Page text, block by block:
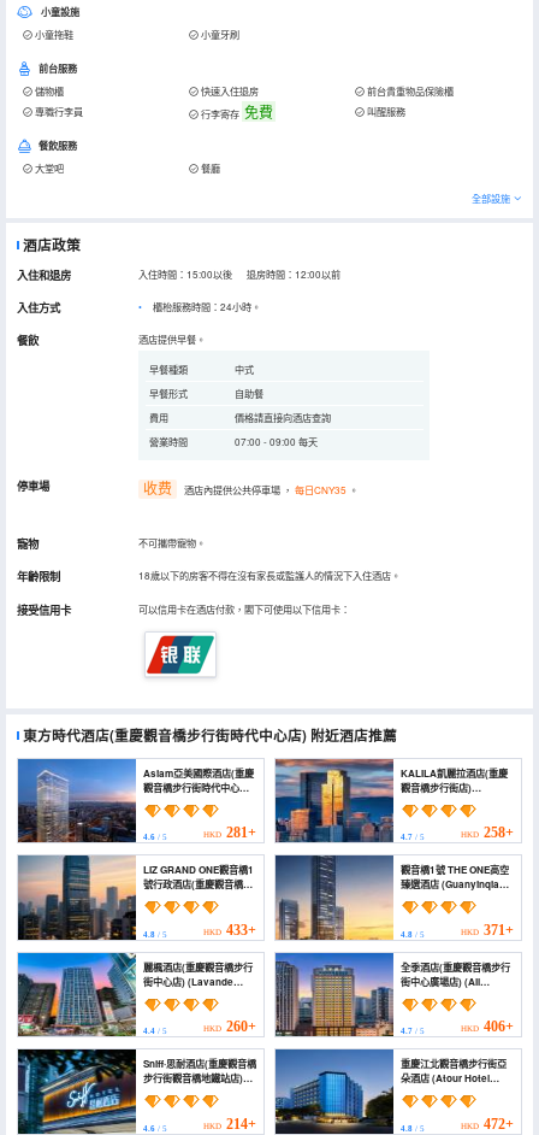
小童設施
小童拖鞋 小童牙刷
前台服務
儲物櫃 快速入住退房
前台貴重物品保險櫃
專職行李員
行李寄存 免費 叫醒服務
餐飲服務
大堂吧 餐廳
全部設施
酒店政策
入住和退房 入住時間：15:00以後 退房時間：12:00以前
入住方式 櫃枱服務時間：24小時。
餐飲 酒店提供早餐。
早餐種類
中式
早餐形式
自助餐
費用
價格請直接向酒店查詢
營業時間
07:00 - 09:00 每天
停車場 收费 酒店內提供公共停車場 ， 每日CNY35 。
寵物 不可攜帶寵物。
年齡限制 18歲以下的房客不得在沒有家長或監護人的情況下入住酒店。
接受信用卡 可以信用卡在酒店付款，閣下可使用以下信用卡：
東方時代酒店(重慶觀音橋步行街時代中心店) 附近酒店推薦
Asiam亞美國際酒店(重慶
觀音橋步行街時代中心店)
(Chongqing Asiam
International Hotel
(Guanyinqiao
Pedestrian Street,
Times Center, Metro
Station ))
4.6 / 5 HKD 281+
KALILA凱麗拉酒店(重慶
觀音橋步行街店)
(Chongqing KALILA
Hotel (Guanyinqiao
Pedestrian Street,
Times Center, Metro
Station Branch))
4.7/ 5 HKD 258+
LIZ GRAND ONE觀音橋1
號行政酒店(重慶觀音橋步
行街店) (LIZ GRAND
ONE Guanyinqiao No.1
Executive Hotel
(Chongqing
Guanyinqiao
Pedestrian Street))
4.8 / 5 HKD 433+
觀音橋1號 THE ONE高空
臻選酒店 (Guanyinqiao
No.1 THE ONE Premium
Selected Hotel)
4.8/ 5 HKD 371+
麗楓酒店(重慶觀音橋步行
街中心店) (Lavande
Hotel (Chongqing
Guanyinqiao
Pedestrian Street))
4.4 / 5 HKD 260+
全季酒店(重慶觀音橋步行
街中心廣場店) (All
Seasons Hotel
(Chongqing
Guanyinqiao
Pedestrian Street
Central Plaza))
4.7/ 5 HKD 406+
Sniff·思耐酒店(重慶觀音橋
步行街觀音橋地鐵站店)
(Sniff Hotel Chongqing)
4.6 / 5 HKD 214+
重慶江北觀音橋步行街亞
朵酒店 (Atour Hotel
Chongqing Jiangbei
Guanyinqiao
Pedestrian Street)
4.8/ 5 HKD 472+